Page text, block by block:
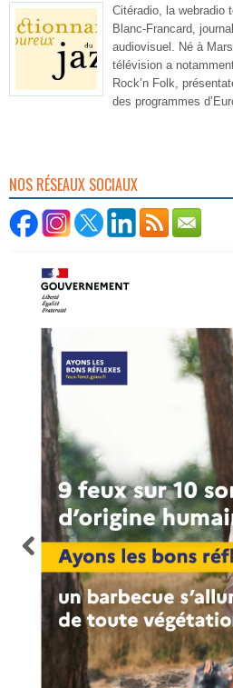
Citéradio, la webradio
Blanc-Francard,
audiovisuel. Né à
télévision a
Rock’n Folk,
des programmes
NOS RÉSEAUX SOCIAUX